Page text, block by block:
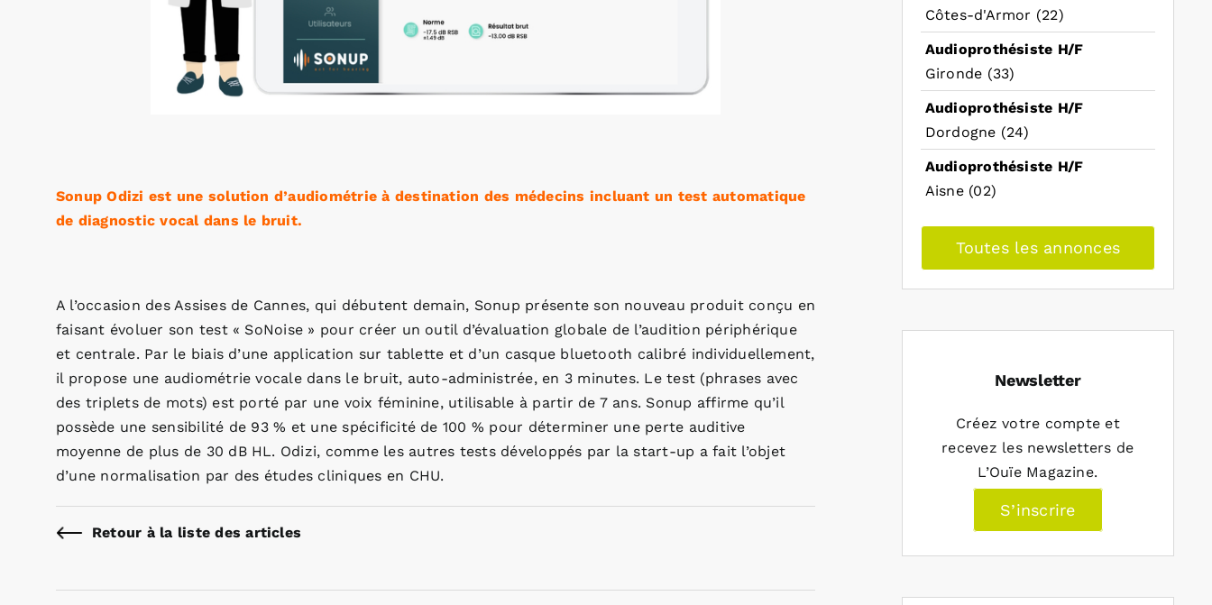
Sonup Odizi est une solution d’audiométrie à destination des médecins incluant un test automatique
de diagnostic vocal dans le bruit.
A l’occasion des Assises de Cannes, qui débutent demain, Sonup présente son nouveau produit conçu en
faisant évoluer son test « SoNoise » pour créer un outil d’évaluation globale de l’audition périphérique
et centrale. Par le biais d’une application sur tablette et d’un casque bluetooth calibré individuellement,
il propose une audiométrie vocale dans le bruit, auto-administrée, en 3 minutes. Le test (phrases avec
des triplets de mots) est porté par une voix féminine, utilisable à partir de 7 ans. Sonup affirme qu’il
possède une sensibilité de 93 % et une spécificité de 100 % pour déterminer une perte auditive
moyenne de plus de 30 dB HL. Odizi, comme les autres tests développés par la start-up a fait l’objet
d’une normalisation par des études cliniques en CHU.
Retour à la liste des articles
Côtes-d'Armor (22)
Audioprothésiste H/F
Gironde (33)
Audioprothésiste H/F
Dordogne (24)
Audioprothésiste H/F
Aisne (02)
Toutes les annonces
Newsletter
Créez votre compte et
recevez les newsletters de
L’Ouïe Magazine.
S’inscrire